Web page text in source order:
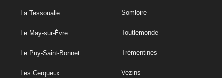
La Tessoualle
Le May-sur-Èvre
Le Puy-Saint-Bonnet
Les Cerqueux
Somloire
Toutlemonde
Trémentines
Vezins